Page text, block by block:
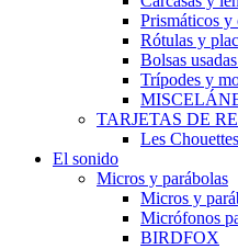
Prismáticos y
Rótulas y
Bolsas
Trípodes y
TARJETAS DE
Les
El sonido
Micros y parábolas
Micros y
Micrófonos
BIRDFOX